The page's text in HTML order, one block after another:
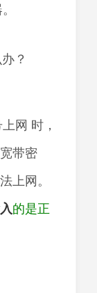
网 时，
带密
上网。
的是正